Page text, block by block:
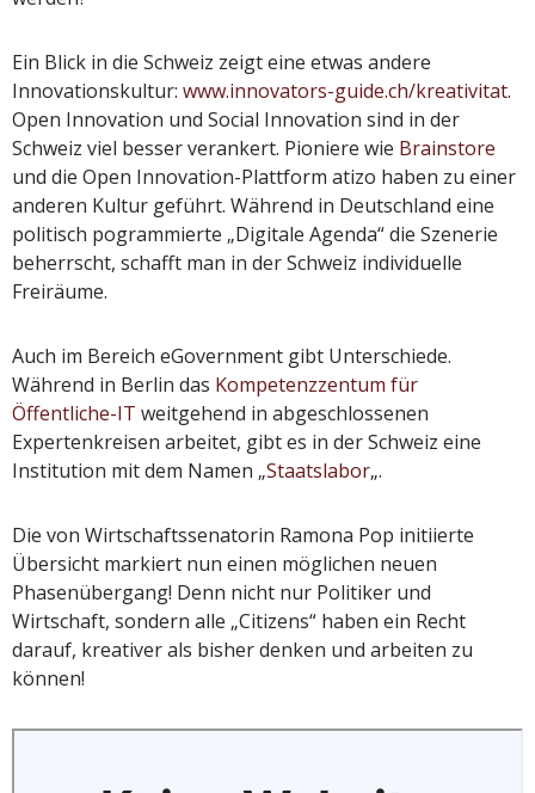
Ein Blick in die Schweiz zeigt eine etwas andere
Innovationskultur: www.innovators-guide.ch/kreativitat.
Open Innovation und Social Innovation sind in der
Schweiz viel besser verankert. Pioniere wie Brainstore
und die Open Innovation-Plattform atizo haben zu einer
anderen Kultur geführt. Während in Deutschland eine
politisch pogrammierte „Digitale Agenda“ die Szenerie
beherrscht, schafft man in der Schweiz individuelle
Freiräume.
Auch im Bereich eGovernment gibt Unterschiede.
Während in Berlin das Kompetenzzentum für
Öffentliche-IT weitgehend in abgeschlossenen
Expertenkreisen arbeitet, gibt es in der Schweiz eine
Institution mit dem Namen „Staatslabor„.
Die von Wirtschaftssenatorin Ramona Pop initiierte
Übersicht markiert nun einen möglichen neuen
Phasenübergang! Denn nicht nur Politiker und
Wirtschaft, sondern alle „Citizens“ haben ein Recht
darauf, kreativer als bisher denken und arbeiten zu
können!